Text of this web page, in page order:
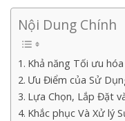
Nội Dung Chính
Khả năng Tối ưu
Ưu Điểm của Sử
Lựa Chọn, Lắp Đặt
Khắc phục Và Xử lý